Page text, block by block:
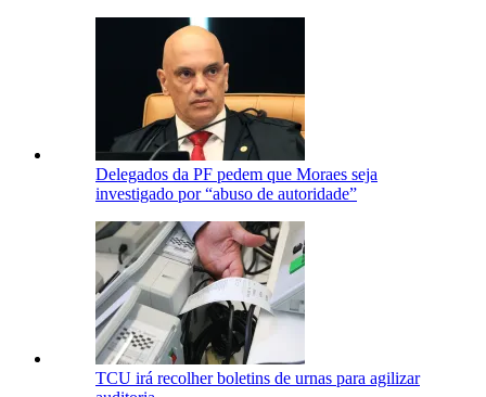
Delegados da PF pedem que Moraes seja
investigado por “abuso de autoridade”
TCU irá recolher boletins de urnas para agilizar